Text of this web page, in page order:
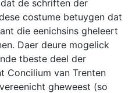
de schriften der
costume betuygen dat
die eenichsins gheleert
Daer deure mogelick
tbeste deel der
Concilium van Trenten
gheweest (so